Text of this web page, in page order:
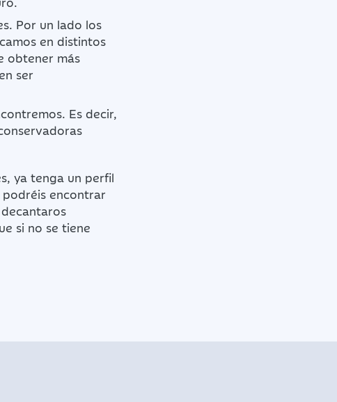
Por un lado los
en distintos
obtener más
ser
Es decir,
ya tenga un perfil
encontrar
si no se tiene